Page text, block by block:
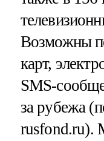
Возможны
карт,
SMS-
за рубежа
rusfond.ru).